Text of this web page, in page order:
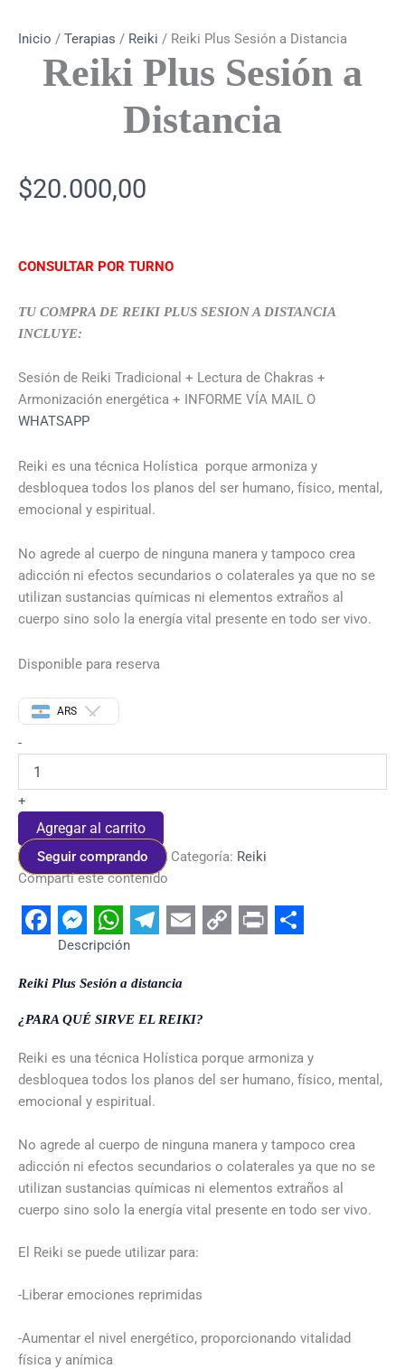
Inicio / Terapias / Reiki / Reiki Plus Sesión a Distancia
Reiki Plus Sesión a
Distancia
$20.000,00
CONSULTAR POR TURNO
TU COMPRA DE REIKI PLUS SESION A DISTANCIA
INCLUYE:
Sesión de Reiki Tradicional + Lectura de Chakras +
Armonización energética + INFORME VÍA MAIL O
WHATSAPP
Reiki es una técnica Holística porque armoniza y
desbloquea todos los planos del ser humano, físico, mental,
emocional y espiritual.
No agrede al cuerpo de ninguna manera y tampoco crea
adicción ni efectos secundarios o colaterales ya que no se
utilizan sustancias químicas ni elementos extraños al
cuerpo sino solo la energía vital presente en todo ser vivo.
Disponible para reserva
ARS
-
+
Agregar al carrito
Seguir comprando Categoría: Reiki
Compartí este contenido
Facebook
Messenger
WhatsApp
Descripción
Reiki Plus Sesión a distancia
¿PARA QUÉ SIRVE EL REIKI?
Reiki es una técnica Holística porque armoniza y
desbloquea todos los planos del ser humano, físico, mental,
emocional y espiritual.
No agrede al cuerpo de ninguna manera y tampoco crea
adicción ni efectos secundarios o colaterales ya que no se
utilizan sustancias químicas ni elementos extraños al
cuerpo sino solo la energía vital presente en todo ser vivo.
El Reiki se puede utilizar para:
-Liberar emociones reprimidas
-Aumentar el nivel energético, proporcionando vitalidad
física y anímica